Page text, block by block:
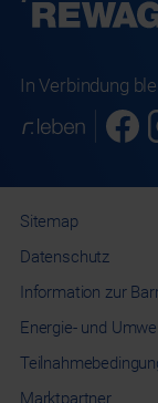
In Verbindung
Sitemap
Datenschutz
Information zur
Energie- und
Marktpartner